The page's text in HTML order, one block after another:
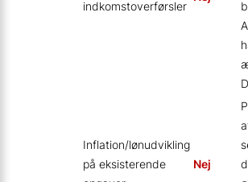
indkomstoverførsler
Inflation/lønudvikling
på eksisterende
Nej